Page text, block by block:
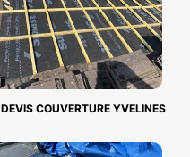
DEVIS COUVERTURE YVELINES